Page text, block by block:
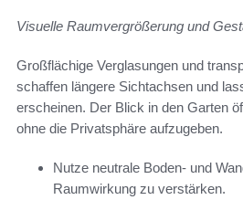
Visuelle Raumvergrößerung und
Großflächige Verglasungen und
schaffen längere Sichtachsen und
erscheinen. Der Blick in den Garten
ohne die Privatsphäre aufzugeben.
Nutze neutrale Boden- und
Raumwirkung zu verstärken.